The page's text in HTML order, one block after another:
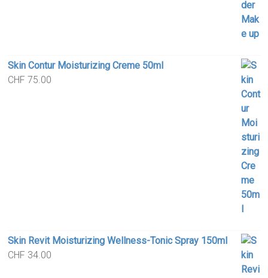
Skin Contur Moisturizing Creme 50ml
CHF 75.00
Skin Revit Moisturizing Wellness-Tonic Spray 150ml
CHF 34.00